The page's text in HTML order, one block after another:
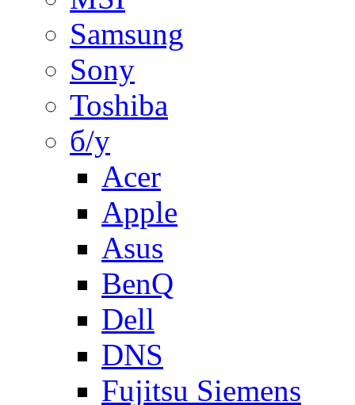
Samsung
Sony
Toshiba
б/у
Acer
Apple
Asus
BenQ
Dell
DNS
Fujitsu Siemens